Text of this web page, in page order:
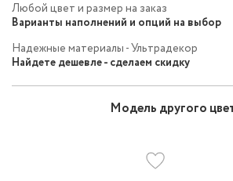
Любой цвет и размер на заказ
Варианты наполнений и опций на выбор
Надежные материалы - Ультрадекор
Найдете дешевле - сделаем скидку
Модель другого